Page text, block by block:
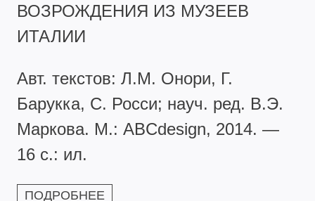
ВОЗРОЖДЕНИЯ ИЗ МУЗЕЕВ
ИТАЛИИ
Авт. текстов: Л.М. Онори, Г.
Барукка, С. Росси; науч. ред. В.Э.
Маркова. М.: ABCdesign, 2014. —
16 с.: ил.
ПОДРОБНЕЕ